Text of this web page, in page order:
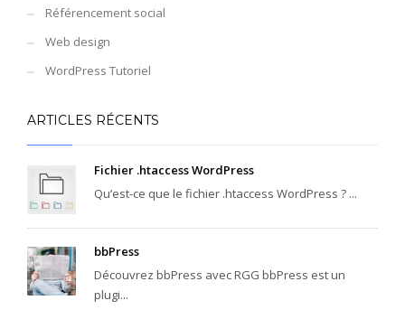
Référencement social
Web design
WordPress Tutoriel
ARTICLES RÉCENTS
Fichier .htaccess WordPress
Qu’est-ce que le fichier .htaccess WordPress ? ...
bbPress
Découvrez bbPress avec RGG bbPress est un
plugi...